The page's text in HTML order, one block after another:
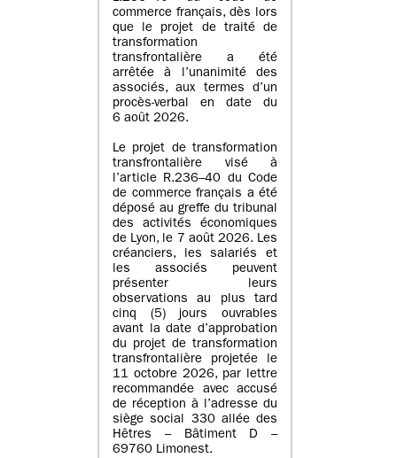
commerce français, dès lors
que le projet de traité de
transformation
transfrontalière a été
arrêtée à l’unanimité des
associés, aux termes d’un
procès-verbal en date du
6 août 2026.
Le projet de transformation
transfrontalière visé à
l’article R.236–40 du Code
de commerce français a été
déposé au greffe du tribunal
des activités économiques
de Lyon, le 7 août 2026. Les
créanciers, les salariés et
les associés peuvent
présenter leurs
observations au plus tard
cinq (5) jours ouvrables
avant la date d’approbation
du projet de transformation
transfrontalière projetée le
11 octobre 2026, par lettre
recommandée avec accusé
de réception à l’adresse du
siège social 330 allée des
Hêtres – Bâtiment D –
69760 Limonest.